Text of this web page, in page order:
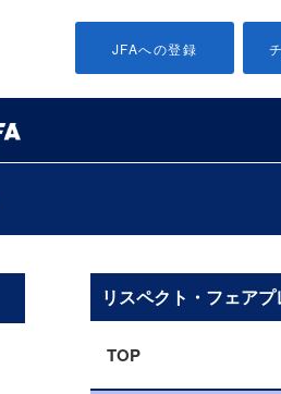
JFAへの登録
リスペクト・フェアプ
TOP